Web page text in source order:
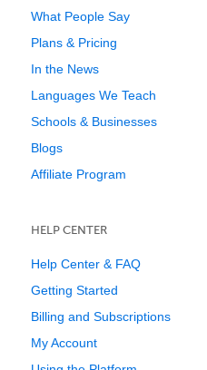
What People Say
Plans & Pricing
In the News
Languages We Teach
Schools & Businesses
Blogs
Affiliate Program
HELP CENTER
Help Center & FAQ
Getting Started
Billing and Subscriptions
My Account